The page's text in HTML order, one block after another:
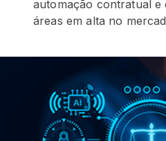
automação contratual e
áreas em alta no